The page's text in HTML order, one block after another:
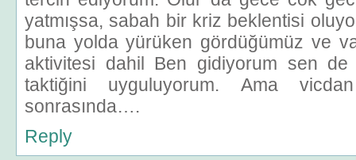
yatmışsa, sabah bir kriz beklentisi
buna yolda yürüken gördüğümüz ve
aktivitesi dahil Ben gidiyorum sen
taktiğini uyguluyorum. Ama
sonrasında….
Reply